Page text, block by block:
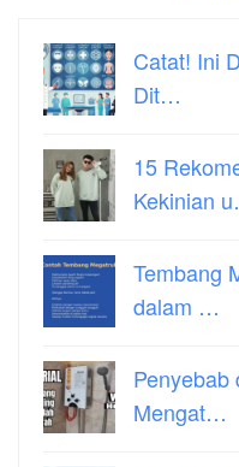
Catat! Ini
Dit…
15
Kekinian
Tembang
dalam …
Penyebab
Mengat…